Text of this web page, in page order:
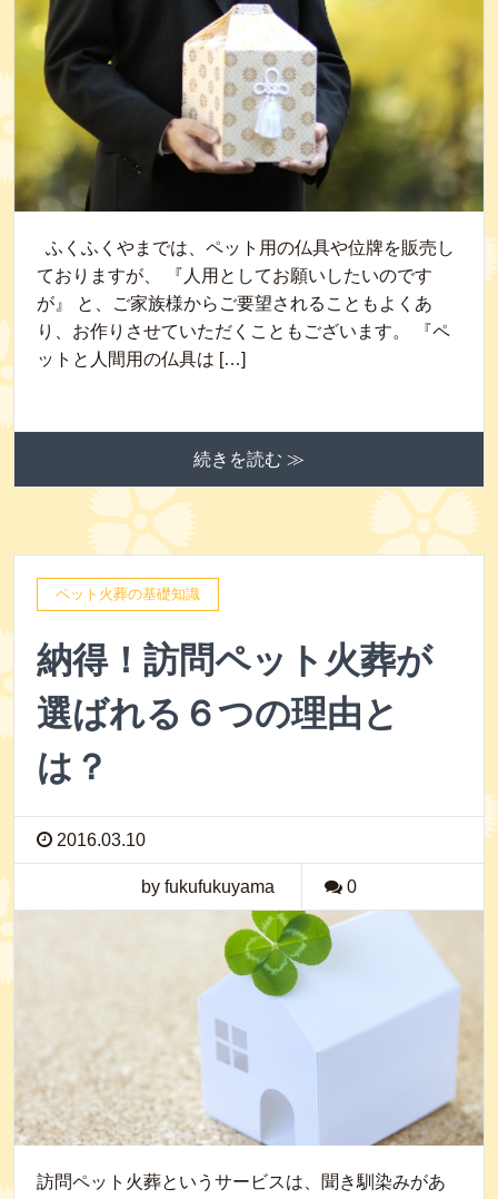
ふくふくやまでは、ペット用の仏具や位牌を販売し
ておりますが、 『人用としてお願いしたいのです
が』 と、ご家族様からご要望されることもよくあ
り、お作りさせていただくこともございます。 『ペ
ットと人間用の仏具は […]
続きを読む ≫
ペット火葬の基礎知識
納得！訪問ペット火葬が
選ばれる６つの理由と
は？
2016.03.10
by fukufukuyama 0
訪問ペット火葬というサービスは、聞き馴染みがあ